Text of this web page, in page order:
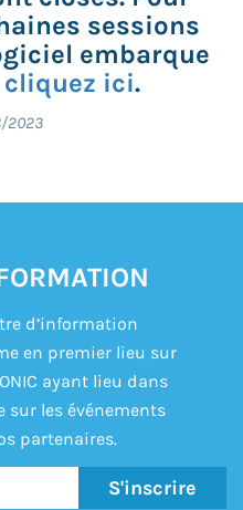
sessions
embarque
cliquez ici.
2023
d’information
en premier lieu sur
ayant lieu dans
sur les événements
partenaires.
S'inscrire